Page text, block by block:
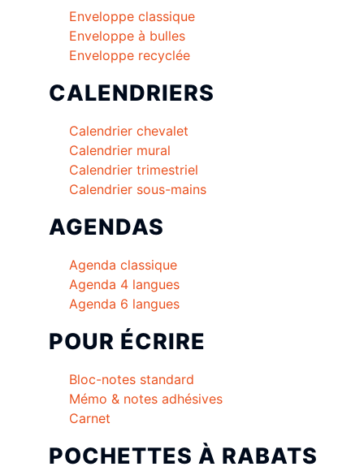
Enveloppe classique
Enveloppe à bulles
Enveloppe recyclée
CALENDRIERS
Calendrier chevalet
Calendrier mural
Calendrier trimestriel
Calendrier sous-mains
AGENDAS
Agenda classique
Agenda 4 langues
Agenda 6 langues
POUR ÉCRIRE
Bloc-notes standard
Mémo & notes adhésives
Carnet
POCHETTES À RABATS